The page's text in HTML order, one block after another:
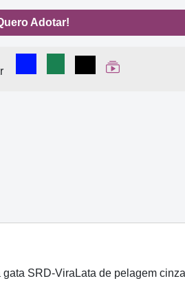
Adotar!
Compartilhar no Facebook
Compartilhar no
Compartilhar
Ver Web Story
SRD-ViraLata de pelagem